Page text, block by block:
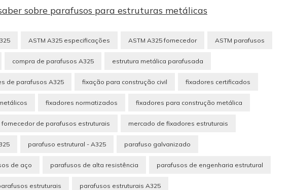
sobre parafusos para estruturas metálicas
ASTM A325 especificações ASTM A325 fornecedor ASTM parafusos
compra de parafusos A325 estrutura metálica parafusada
de parafusos A325 fixação para construção civil fixadores certificados
fixadores normatizados fixadores para construção metálica
fornecedor de parafusos estruturais mercado de fixadores estruturais
parafuso estrutural - A325 parafuso galvanizado
de aço parafusos de alta resistência parafusos de engenharia estrutural
estruturais parafusos estruturais A325